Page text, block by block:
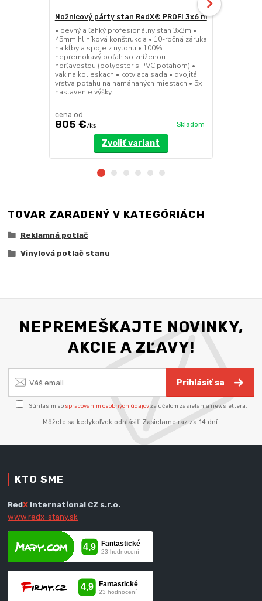
Nožnicový párty stan RedX® PROFI 3x6 m
• pevný a ľahký profesionálny stan 3x3m •
45mm hliníková konštrukcia • 10-ročná záruka
na kĺby a spoje z nylonu • 100%
nepremokavý poťah so zníženou
horľavosťou (polyester s PVC poťahom) •
vak na kolieskach • kotviaca sada • dvojitá
vrstva poťahu na namáhaných miestach • 5x
nastavenie výšky
cena od
805 €/ks Skladom
Zvoliť variant
TOVAR ZARADENÝ V KATEGÓRIÁCH
Reklamná potlač
Vinylová potlač stanu
NEPREMEŠKAJTE NOVINKY,
AKCIE A ZĽAVY!
Prihlásiť sa
Súhlasím so spracovaním osobných údajovza účelom zasielania newslettera.
Môžete sa kedykoľvek odhlásiť. Zasielame raz za 14 dní.
KTO SME
RedX International CZ s.r.o.
www.redx-stany.sk